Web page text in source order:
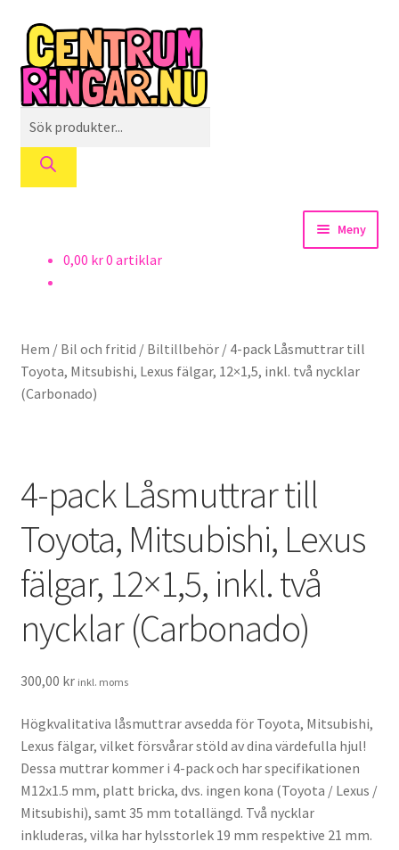
Hoppa
till
navigering
Hoppa
till
innehåll
search
Meny
Startsidan
Egna mått
Kundtjänst
Nyttig info
Spana in bloggen
Mitt konto
Kassa
0,00 kr0 artiklar
Hem / Bil och fritid / Biltillbehör/ 4-pack Låsmuttrar till
Toyota, Mitsubishi, Lexus fälgar, 12×1,5, inkl. två nycklar
(Carbonado)
4-pack Låsmuttrar till
Toyota, Mitsubishi, Lexus
fälgar, 12×1,5, inkl. två
nycklar (Carbonado)
300,00 kr inkl. moms
Högkvalitativa låsmuttrar avsedda för Toyota, Mitsubishi,
Lexus fälgar, vilket försvårar stöld av dina värdefulla hjul!
Dessa muttrar kommer i 4-pack och har specifikationen
M12x1.5 mm, platt bricka, dvs. ingen kona (Toyota / Lexus /
Mitsubishi), samt 35 mm totallängd. Två nycklar
inkluderas, vilka har hylsstorlek 19 mm respektive 21 mm.